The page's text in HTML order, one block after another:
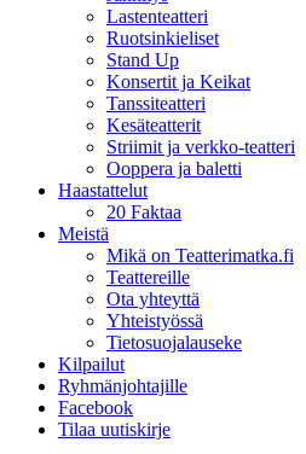
Lastenteatteri
Ruotsinkieliset
Stand Up
Konsertit ja Keikat
Tanssiteatteri
Kesäteatterit
Striimit ja verkko-teatteri
Ooppera ja baletti
Haastattelut
20 Faktaa
Meistä
Mikä on Teatterimatka.fi
Teattereille
Ota yhteyttä
Yhteistyössä
Tietosuojalauseke
Kilpailut
Ryhmänjohtajille
Facebook
Tilaa uutiskirje